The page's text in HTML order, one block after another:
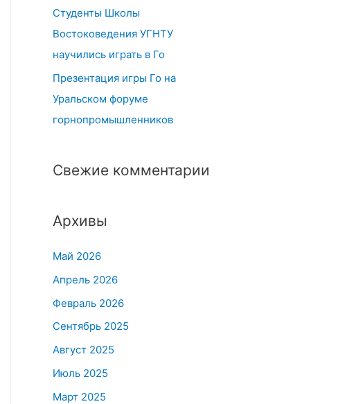
Студенты Школы
Востоковедения УГНТУ
научились играть в Го
Презентация игры Го на
Уральском форуме
горнопромышленников
Свежие комментарии
Архивы
Май 2026
Апрель 2026
Февраль 2026
Сентябрь 2025
Август 2025
Июль 2025
Март 2025